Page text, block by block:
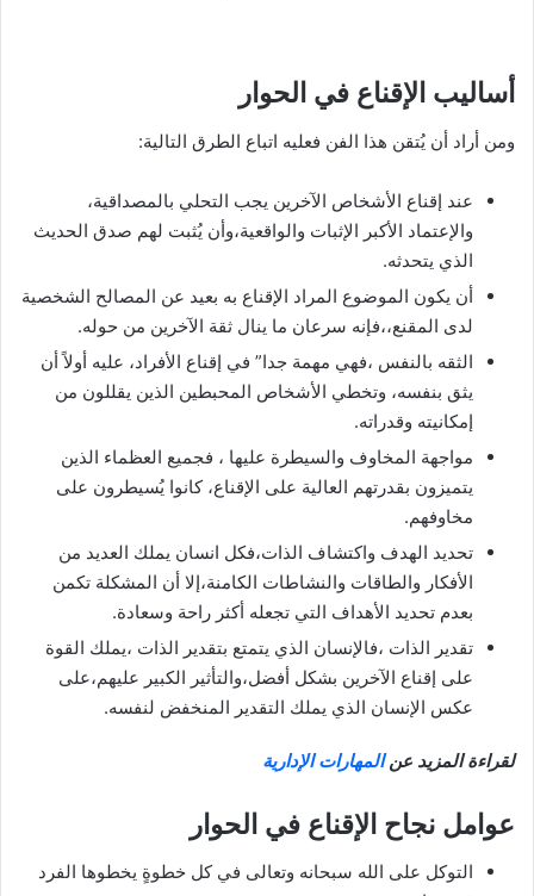
أساليب الإقناع في الحوار
ومن أراد أن يُتقن هذا الفن فعليه اتباع الطرق التالية:
عند إقناع الأشخاص الآخرين يجب التحلي بالمصداقية،
والإعتماد الأكبر الإثبات والواقعية،وأن يُثبت لهم صدق الحديث
الذي يتحدثه.
أن يكون الموضوع المراد الإقناع به بعيد عن المصالح الشخصية
لدى المقنع،،فإنه سرعان ما ينال ثقة الآخرين من حوله.
الثقه بالنفس ،فهي مهمة جدا” في إقناع الأفراد، عليه أولاً أن
يثق بنفسه، وتخطي الأشخاص المحبطين الذين يقللون من
إمكانيته وقدراته.
مواجهة المخاوف والسيطرة عليها ، فجميع العظماء الذين
يتميزون بقدرتهم العالية على الإقناع، كانوا يُسيطرون على
مخاوفهم.
تحديد الهدف واكتشاف الذات،فكل انسان يملك العديد من
الأفكار والطاقات والنشاطات الكامنة،إلا أن المشكلة تكمن
بعدم تحديد الأهداف التي تجعله أكثر راحة وسعادة.
تقدير الذات ،فالإنسان الذي يتمتع بتقدير الذات ،يملك القوة
على إقناع الآخرين بشكل أفضل،والتأثير الكبير عليهم،على
عكس الإنسان الذي يملك التقدير المنخفض لنفسه.
لقراءة المزيد عنالمهارات الإدارية
عوامل نجاح الإقناع في الحوار
التوكل على الله سبحانه وتعالى في كل خطوةٍ يخطوها الفرد